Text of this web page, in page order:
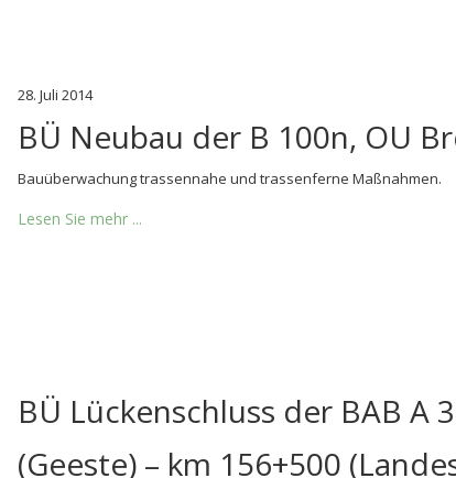
28. Juli 2014
BÜ Neubau der B 100n, OU
Bauüberwachung trassennahe und trassenferne Maßnahmen.
Lesen Sie mehr ...
BÜ Lückenschluss der BAB A
(Geeste) – km 156+500